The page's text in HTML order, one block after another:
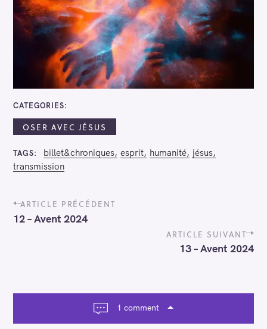
CATEGORIES
OSER AVEC JÉSUS
TAGS billet&chroniques esprit humanité
jésus
transmission
P
o
s
g
t
ARTICLE PRÉCÉDENT
12 – Avent 2024
ARTICLE SUIVANT
13 – Avent 2024
1 comment
c
h
h
e
r